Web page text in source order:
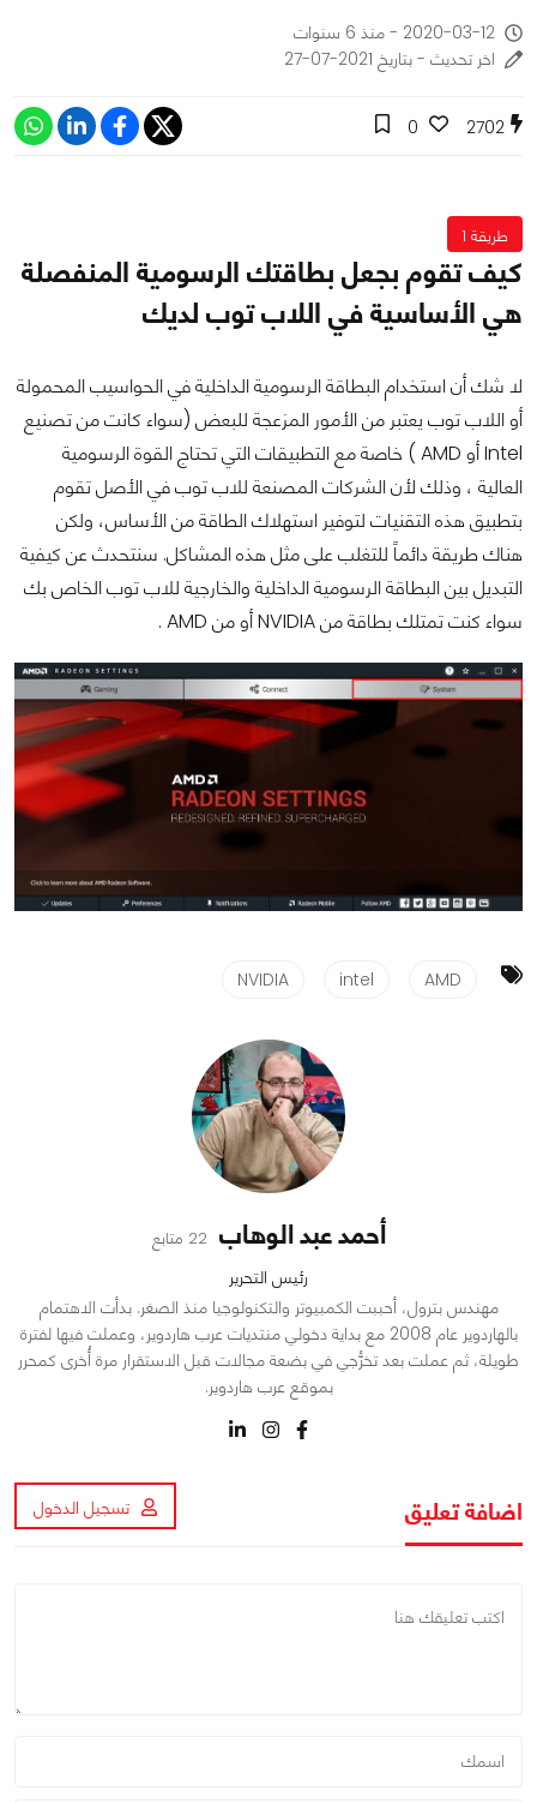
2020-03-12 - منذ 6 سنوات
اخر تحديث - بتاريخ 2021-07-27
2702
0
طريقة 1
كيف تقوم بجعل بطاقتك الرسومية المنفصلة
هي الأساسية في اللاب توب لديك
لا شك أن استخدام البطاقة الرسومية الداخلية في الحواسيب المحمولة
أو اللاب توب يعتبر من الأمور المزعجة للبعض (سواء كانت من تصنيع
Intel أو AMD ) خاصة مع التطبيقات التي تحتاج القوة الرسومية
العالية ، وذلك لأن الشركات المصنعة للاب توب في الأصل تقوم
بتطبيق هذه التقنيات لتوفير استهلاك الطاقة من الأساس، ولكن
هناك طريقة دائماً للتغلب على مثل هذه المشاكل. سنتحدث عن كيفية
التبديل بين البطاقة الرسومية الداخلية والخارجية للاب توب الخاص بك
سواء كنت تمتلك بطاقة منNVIDIAأو من AMD
.
AMD
intel
NVIDIA
أحمد عبد الوهاب 22 متابع
رئيس التحرير
مهندس بترول، أحببت الكمبيوتر والتكنولوجيا منذ الصغر. بدأت الاهتمام
بالهاردوير عام 2008 مع بداية دخولي منتديات عرب هاردوير، وعملت فيها لفترة
طويلة، ثم عملت بعد تخرُّجي في بضعة مجالات قبل الاستقرار مرة أُخرى كمحرر
بموقع عرب هاردوير.
اضافة تعليق تسجيل الدخول